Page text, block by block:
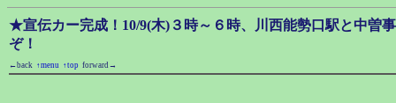
★宣伝カー完成！10/9(木)３時～６時、川西能勢口駅と中曽
ぞ！
←back ↑menu ↑top forward→